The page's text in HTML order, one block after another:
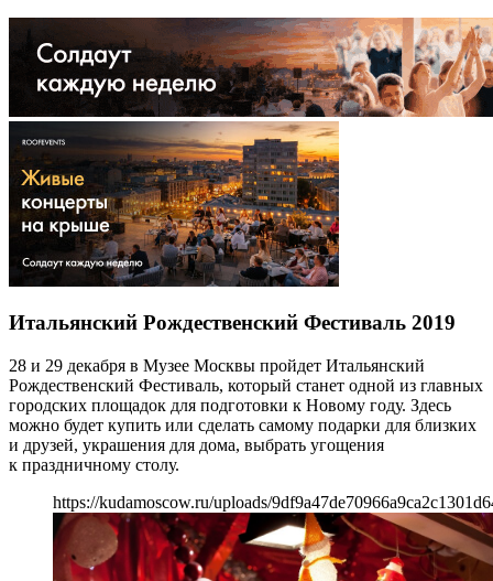
Итальянский Рождественский Фестиваль 2019
28 и 29 декабря в Музее Москвы пройдет Итальянский
Рождественский Фестиваль, который станет одной из главных
городских площадок для подготовки к Новому году. Здесь
можно будет купить или сделать самому подарки для близких
и друзей, украшения для дома, выбрать угощения
к праздничному столу.
https://kudamoscow.ru/uploads/